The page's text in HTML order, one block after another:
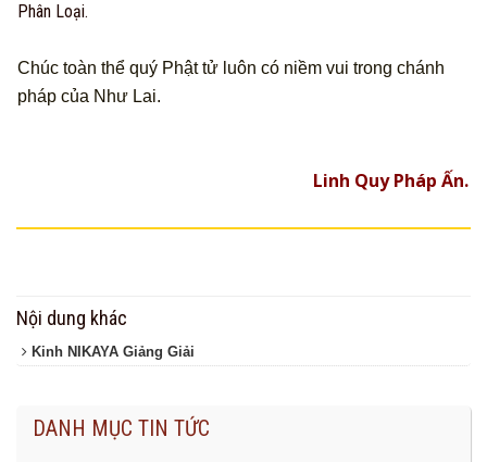
Phân Loại.
Chúc toàn thể quý Phật tử luôn có niềm vui trong chánh
pháp của Như Lai.
Linh Quy Pháp Ấn.
Nội dung khác
Kinh NIKAYA Giảng Giải
DANH MỤC TIN TỨC